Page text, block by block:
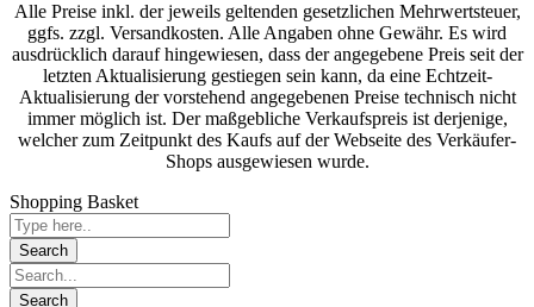
Alle Preise inkl. der jeweils geltenden gesetzlichen Mehrwertsteuer,
ggfs. zzgl. Versandkosten. Alle Angaben ohne Gewähr. Es wird
ausdrücklich darauf hingewiesen, dass der angegebene Preis seit der
letzten Aktualisierung gestiegen sein kann, da eine Echtzeit-
Aktualisierung der vorstehend angegebenen Preise technisch nicht
immer möglich ist. Der maßgebliche Verkaufspreis ist derjenige,
welcher zum Zeitpunkt des Kaufs auf der Webseite des Verkäufer-
Shops ausgewiesen wurde.
Shopping Basket